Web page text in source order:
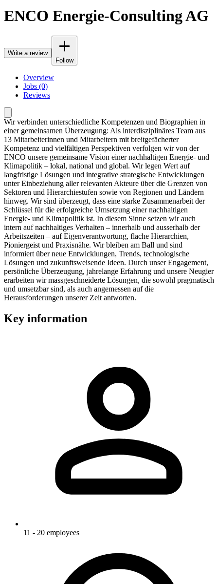
ENCO Energie-Consulting AG
Write a review
Follow
Overview
Jobs (0)
Reviews
Wir verbinden unterschiedliche Kompetenzen und Biographien in
einer gemeinsamen Überzeugung: Als interdisziplinäres Team aus
13 Mitarbeiterinnen und Mitarbeitern mit breitgefächerter
Kompetenz und vielfältigen Perspektiven verfolgen wir von der
ENCO unsere gemeinsame Vision einer nachhaltigen Energie- und
Klimapolitik – lokal, national und global. Wir legen Wert auf
langfristige Lösungen und integrative strategische Entwicklungen
unter Einbeziehung aller relevanten Akteure über die Grenzen von
Sektoren und Hierarchiestufen sowie von Regionen und Ländern
hinweg. Wir sind überzeugt, dass eine starke Zusammenarbeit der
Schlüssel für die erfolgreiche Umsetzung einer nachhaltigen
Energie- und Klimapolitik ist. In diesem Sinne setzen wir auch
intern auf nachhaltiges Verhalten – innerhalb und ausserhalb der
Arbeitszeiten – auf Eigenverantwortung, flache Hierarchien,
Pioniergeist und Praxisnähe. Wir bleiben am Ball und sind
informiert über neue Entwicklungen, Trends, technologische
Lösungen und zukunftsweisende Ideen. Durch unser Engagement,
persönliche Überzeugung, jahrelange Erfahrung und unsere Neugier
erarbeiten wir massgeschneiderte Lösungen, die sowohl pragmatisch
und umsetzbar sind, als auch angemessen auf die
Herausforderungen unserer Zeit antworten.
Key information
11 - 20 employees